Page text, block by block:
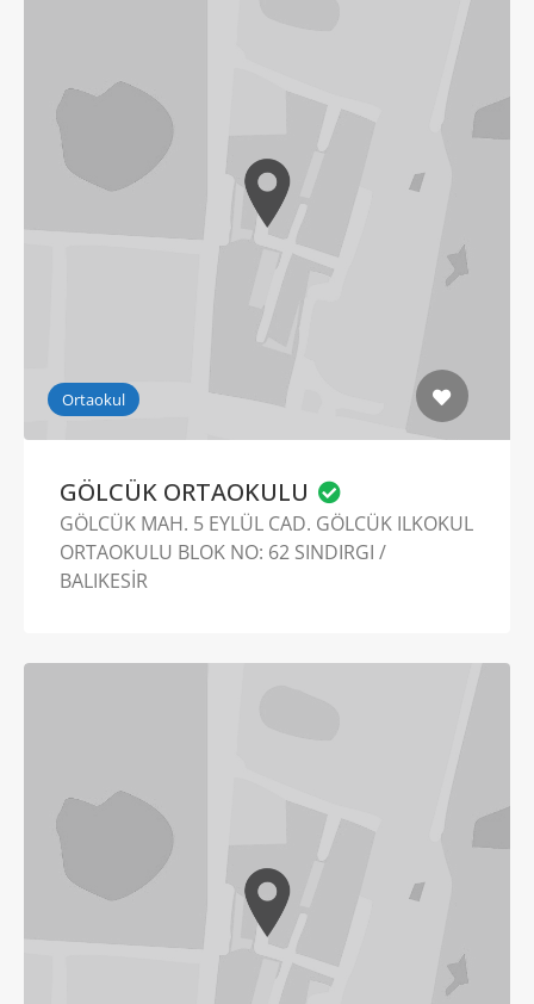
Ortaokul
GÖLCÜK ORTAOKULU
GÖLCÜK MAH. 5 EYLÜL CAD. GÖLCÜK ILKOKUL
ORTAOKULU BLOK NO: 62 SINDIRGI /
BALIKESİR